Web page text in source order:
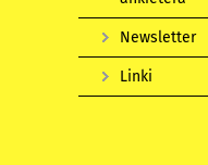
Newsletter
Linki